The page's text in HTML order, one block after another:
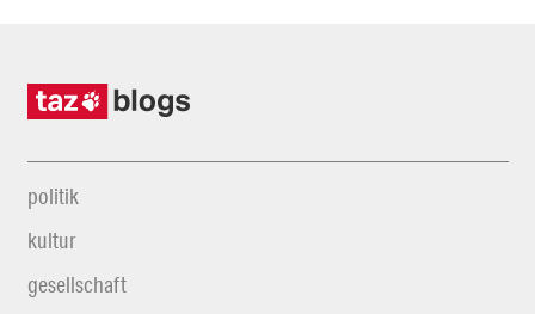
politik
kultur
gesellschaft